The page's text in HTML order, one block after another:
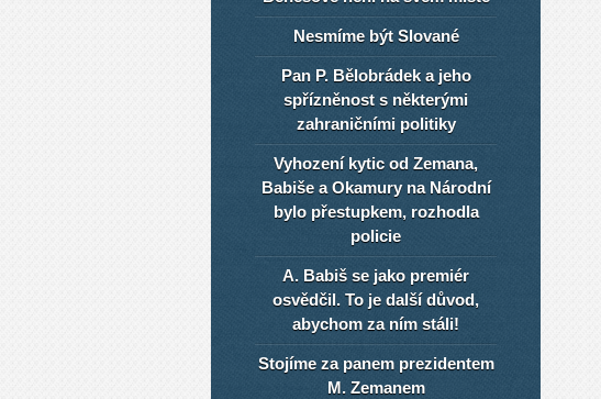
Nesmíme být Slované
Pan P. Bělobrádek a jeho
spřízněnost s některými
zahraničními politiky
Vyhození kytic od Zemana,
Babiše a Okamury na Národní
bylo přestupkem, rozhodla
policie
A. Babiš se jako premiér
osvědčil. To je další důvod,
abychom za ním stáli!
Stojíme za panem prezidentem
M. Zemanem